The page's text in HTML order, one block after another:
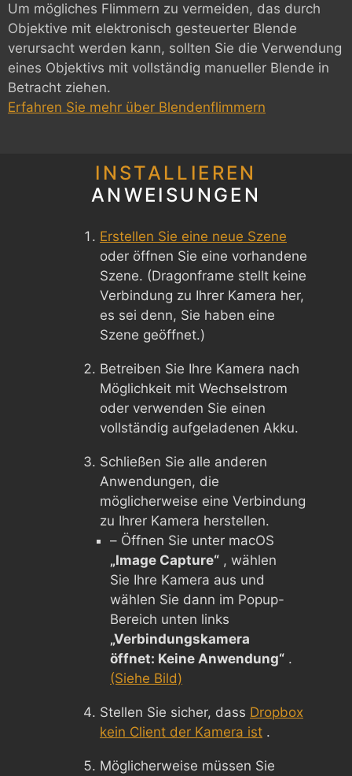
Um mögliches Flimmern zu vermeiden, das durch
Objektive mit elektronisch gesteuerter Blende
verursacht werden kann, sollten Sie die Verwendung
eines Objektivs mit vollständig manueller Blende in
Betracht ziehen.
Erfahren Sie mehr über Blendenflimmern
INSTALLIEREN
ANWEISUNGEN
Erstellen Sie eine neue Szene
oder öffnen Sie eine vorhandene
Szene. (Dragonframe stellt keine
Verbindung zu Ihrer Kamera her,
es sei denn, Sie haben eine
Szene geöffnet.)
Betreiben Sie Ihre Kamera nach
Möglichkeit mit Wechselstrom
oder verwenden Sie einen
vollständig aufgeladenen Akku.
Schließen Sie alle anderen
Anwendungen, die
möglicherweise eine Verbindung
zu Ihrer Kamera herstellen.
– Öffnen Sie unter macOS
„Image Capture“ , wählen
Sie Ihre Kamera aus und
wählen Sie dann im Popup-
Bereich unten links
„Verbindungskamera
öffnet: Keine Anwendung“ .
(Siehe Bild)
Stellen Sie sicher, dass Dropbox
kein Client der Kamera ist .
Möglicherweise müssen Sie